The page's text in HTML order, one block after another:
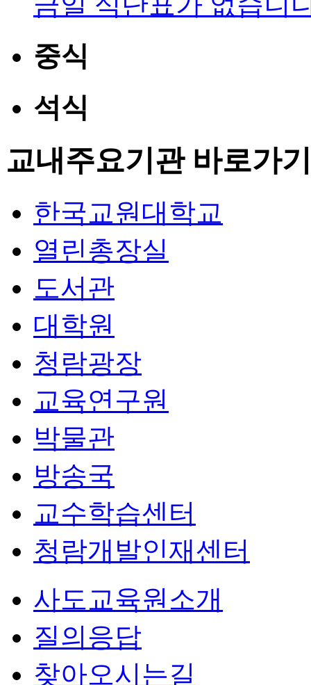
중식
석식
교내주요기관 바로가기
한국교원대학교
열린총장실
도서관
대학원
청람광장
교육연구원
박물관
방송국
교수학습센터
청람개발인재센터
사도교육원소개
질의응답
찾아오시는길